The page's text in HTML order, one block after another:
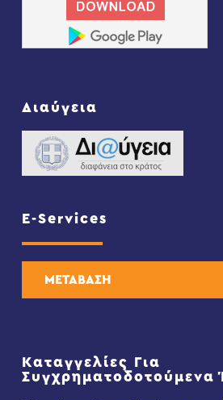
Διαύγεια
E-Services
ΜΕΤΑΒΑΣΗ
Καταγγελίες Για
Συγχρηματοδοτούμενα